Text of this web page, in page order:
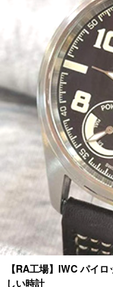
【RA工場】IWC パイ
しい時計